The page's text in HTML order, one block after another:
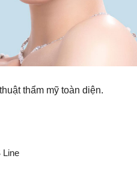
thẩm mỹ toàn diện.